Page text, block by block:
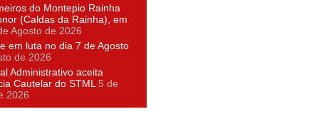
do Montepio Rainha
(Caldas da Rainha), em
Agosto de 2026
em luta no dia 7 de Agosto
de 2026
Administrativo aceita
Cautelar do STML 5 de
2026